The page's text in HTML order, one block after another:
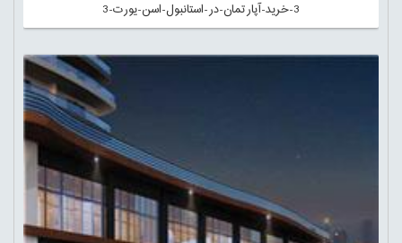
3-خرید-آپارتمان-در-استانبول-اسن-یورت-3